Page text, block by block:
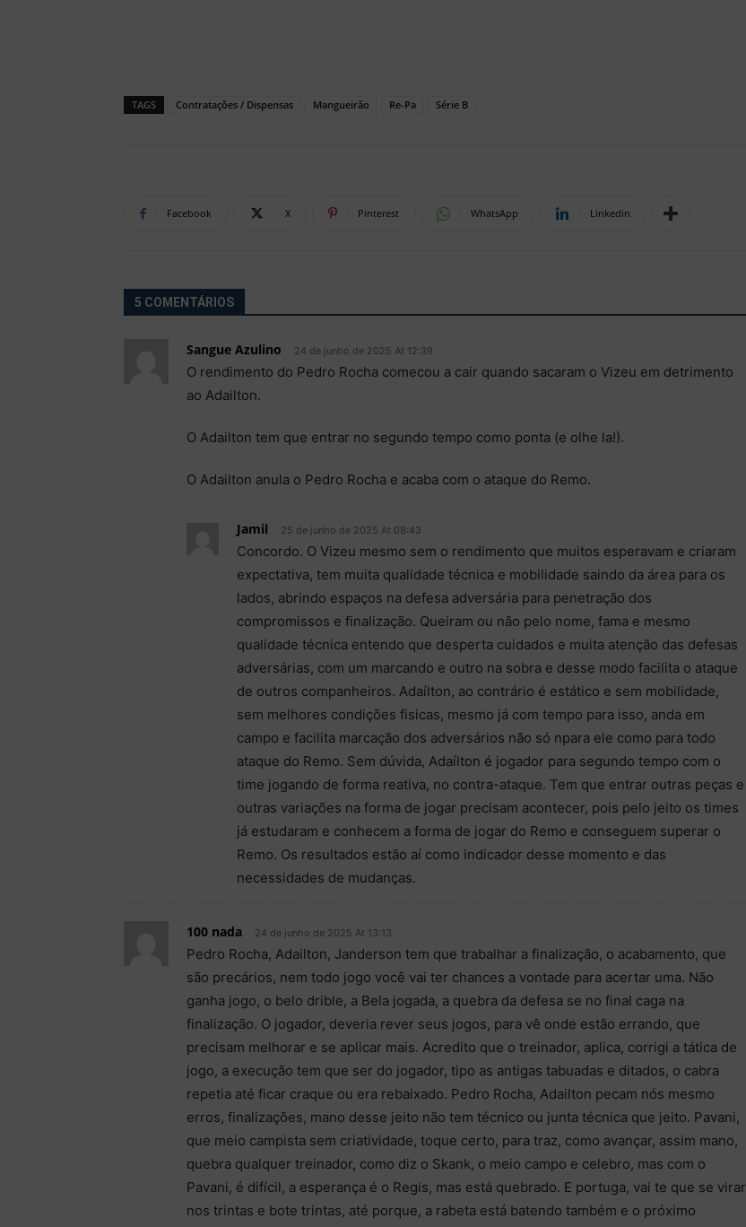
TAGS Contratações / Dispensas Mangueirão Re-Pa Série B
Facebook X Pinterest WhatsApp Linkedin
5 COMENTÁRIOS
Sangue Azulino 24 de junho de 2025 At 12:39
O rendimento do Pedro Rocha comecou a cair quando sacaram o Vizeu em detrimento
ao Adailton.
O Adailton tem que entrar no segundo tempo como ponta (e olhe la!).
O Adailton anula o Pedro Rocha e acaba com o ataque do Remo.
Jamil 25 de junho de 2025 At 08:43
Concordo. O Vizeu mesmo sem o rendimento que muitos esperavam e criaram
expectativa, tem muita qualidade técnica e mobilidade saindo da área para os
lados, abrindo espaços na defesa adversária para penetração dos
compromissos e finalização. Queiram ou não pelo nome, fama e mesmo
qualidade técnica entendo que desperta cuidados e muita atenção das defesas
adversárias, com um marcando e outro na sobra e desse modo facilita o ataque
de outros companheiros. Adaílton, ao contrário é estático e sem mobilidade,
sem melhores condições fisicas, mesmo já com tempo para isso, anda em
campo e facilita marcação dos adversários não só npara ele como para todo
ataque do Remo. Sem dúvida, Adaílton é jogador para segundo tempo com o
time jogando de forma reativa, no contra-ataque. Tem que entrar outras peças e
outras variações na forma de jogar precisam acontecer, pois pelo jeito os times
já estudaram e conhecem a forma de jogar do Remo e conseguem superar o
Remo. Os resultados estão aí como indicador desse momento e das
necessidades de mudanças.
100 nada 24 de junho de 2025 At 13:13
Pedro Rocha, Adailton, Janderson tem que trabalhar a finalização, o acabamento, que
são precários, nem todo jogo você vai ter chances a vontade para acertar uma. Não
ganha jogo, o belo drible, a Bela jogada, a quebra da defesa se no final caga na
finalização. O jogador, deveria rever seus jogos, para vê onde estão errando, que
precisam melhorar e se aplicar mais. Acredito que o treinador, aplica, corrigi a tática de
jogo, a execução tem que ser do jogador, tipo as antigas tabuadas e ditados, o cabra
repetia até ficar craque ou era rebaixado. Pedro Rocha, Adailton pecam nós mesmo
erros, finalizações, mano desse jeito não tem técnico ou junta técnica que jeito. Pavani,
que meio campista sem criatividade, toque certo, para traz, como avançar, assim mano,
quebra qualquer treinador, como diz o Skank, o meio campo e celebro, mas com o
Pavani, é difícil, a esperança é o Regis, mas está quebrado. E portuga, vai te que se virar
nos trintas e bote trintas, até porque, a rabeta está batendo também e o próximo